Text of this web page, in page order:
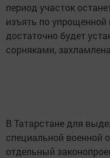
период участок
изъять по упрощенной
достаточно будет
сорняками,
В Татарстане для
специальной военной
отдельный